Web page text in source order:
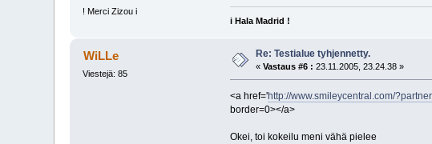
! Merci Zizou i
i Hala Madrid !
WiLLe
Viestejä: 85
Re: Testialue tyhjennetty.
«Vastaus #6 : 23.11.2005, 23.24.38 »
<a href='http://www.smileycentral.com/
border=0></a>
Okei, toi kokeilu meni vähä pielee